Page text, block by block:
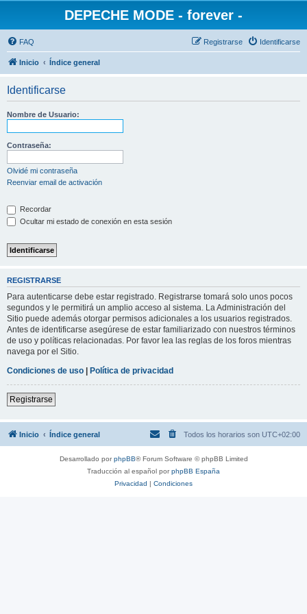
DEPECHE MODE - forever -
FAQ Identificarse
Registrarse
Inicio Índice general
Identificarse
Nombre de Usuario:
Contraseña:
Olvidé mi contraseña
Reenviar email de activación
Recordar
Ocultar mi estado de conexión en esta sesión
REGISTRARSE
Para autenticarse debe estar registrado. Registrarse tomará solo unos pocos
segundos y le permitirá un amplio acceso al sistema. La Administración del
Sitio puede además otorgar permisos adicionales a los usuarios registrados.
Antes de identificarse asegúrese de estar familiarizado con nuestros términos
de uso y políticas relacionadas. Por favor lea las reglas de los foros mientras
navega por el Sitio.
Condiciones de uso | Política de privacidad
Registrarse
Inicio Índice general Todos los horarios son UTC+02:00
Desarrollado porphpBB® Forum Software © phpBB Limited
Traducción al español porphpBB España
Privacidad | Condiciones